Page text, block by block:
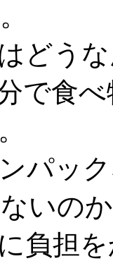
どう
で食
パッ
いの
負担